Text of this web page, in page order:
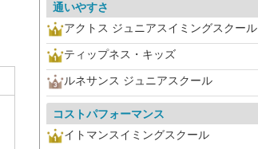
通いやすさ
アクトス ジュニアスイミングスクール
ティップネス・キッズ
ルネサンス ジュニアスクール
コストパフォーマンス
イトマンスイミングスクール